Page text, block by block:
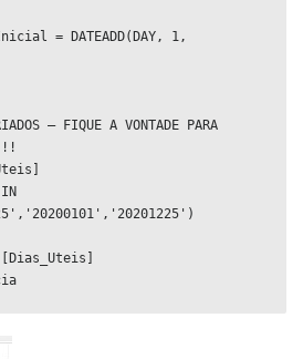
– FIQUE A VONTADE PARA